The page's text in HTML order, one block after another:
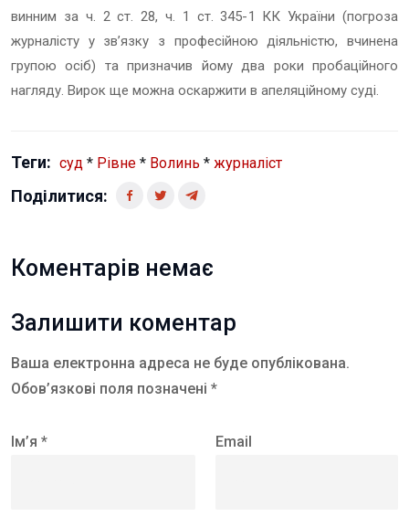
винним за ч. 2 ст. 28, ч. 1 ст. 345-1 КК України (погроза
журналісту у зв’язку з професійною діяльністю, вчинена
групою осіб) та призначив йому два роки пробаційного
нагляду. Вирок ще можна оскаржити в апеляційному суді.
Теги: суд * Рівне * Волинь * журналіст
Поділитися:
Коментарів немає
Залишити коментар
Ваша електронна адреса не буде опублікована.
Обов’язкові поля позначені *
Ім’я * Email